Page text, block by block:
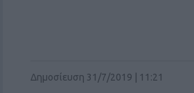
Δημοσίευση 31/7/2019 | 11:21